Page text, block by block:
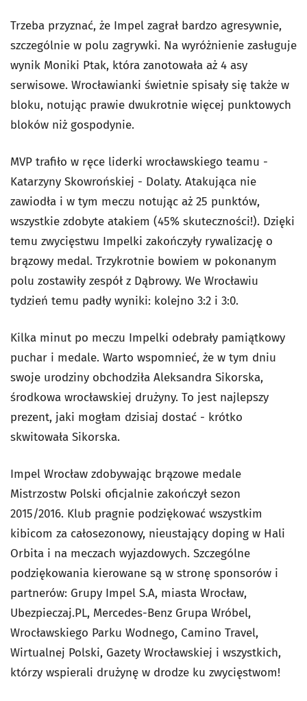
Trzeba przyznać, że Impel zagrał bardzo agresywnie,
szczególnie w polu zagrywki. Na wyróżnienie zasługuje
wynik Moniki Ptak, która zanotowała aż 4 asy
serwisowe. Wrocławianki świetnie spisały się także w
bloku, notując prawie dwukrotnie więcej punktowych
bloków niż gospodynie.
MVP trafiło w ręce liderki wrocławskiego teamu -
Katarzyny Skowrońskiej - Dolaty. Atakująca nie
zawiodła i w tym meczu notując aż 25 punktów,
wszystkie zdobyte atakiem (45% skuteczności!). Dzięki
temu zwycięstwu Impelki zakończyły rywalizację o
brązowy medal. Trzykrotnie bowiem w pokonanym
polu zostawiły zespół z Dąbrowy. We Wrocławiu
tydzień temu padły wyniki: kolejno 3:2 i 3:0.
Kilka minut po meczu Impelki odebrały pamiątkowy
puchar i medale. Warto wspomnieć, że w tym dniu
swoje urodziny obchodziła Aleksandra Sikorska,
środkowa wrocławskiej drużyny. To jest najlepszy
prezent, jaki mogłam dzisiaj dostać - krótko
skwitowała Sikorska.
Impel Wrocław zdobywając brązowe medale
Mistrzostw Polski oficjalnie zakończył sezon
2015/2016. Klub pragnie podziękować wszystkim
kibicom za całosezonowy, nieustający doping w Hali
Orbita i na meczach wyjazdowych. Szczególne
podziękowania kierowane są w stronę sponsorów i
partnerów: Grupy Impel S.A, miasta Wrocław,
Ubezpieczaj.PL, Mercedes-Benz Grupa Wróbel,
Wrocławskiego Parku Wodnego, Camino Travel,
Wirtualnej Polski, Gazety Wrocławskiej i wszystkich,
którzy wspierali drużynę w drodze ku zwycięstwom!